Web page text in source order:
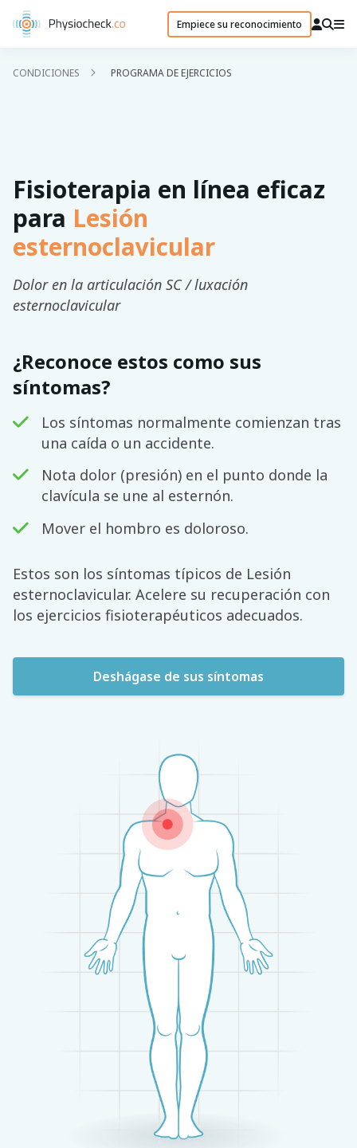
Empiece su reconocimiento
CONDICIONES PROGRAMA DE EJERCICIOS
Fisioterapia en línea eficaz
para Lesión
esternoclavicular
Dolor en la articulación SC / luxación
esternoclavicular
¿Reconoce estos como sus
síntomas?
Los síntomas normalmente comienzan tras
una caída o un accidente.
Nota dolor (presión) en el punto donde la
clavícula se une al esternón.
Mover el hombro es doloroso.
Estos son los síntomas típicos de Lesión
esternoclavicular. Acelere su recuperación con
los ejercicios fisioterapéuticos adecuados.
Deshágase de sus síntomas